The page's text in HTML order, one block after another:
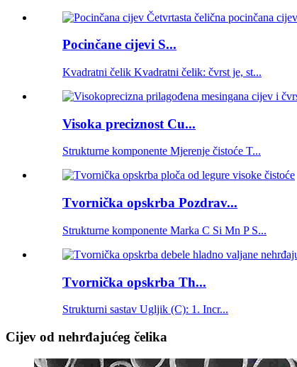
Pocinčane cijevi S...
Kvadratni čelik Kvadratni čelik: čvrst je, st...
Visoka preciznost Cu...
Strukturne komponente Mjerenje čistoće T...
Tvornička opskrba Pozdrav...
Strukturne komponente Marka C Si Mn P S...
Tvornička opskrba Th...
Strukturni sastav Ugljik (C): 1. Incr...
Cijev od nehrđajućeg čelika